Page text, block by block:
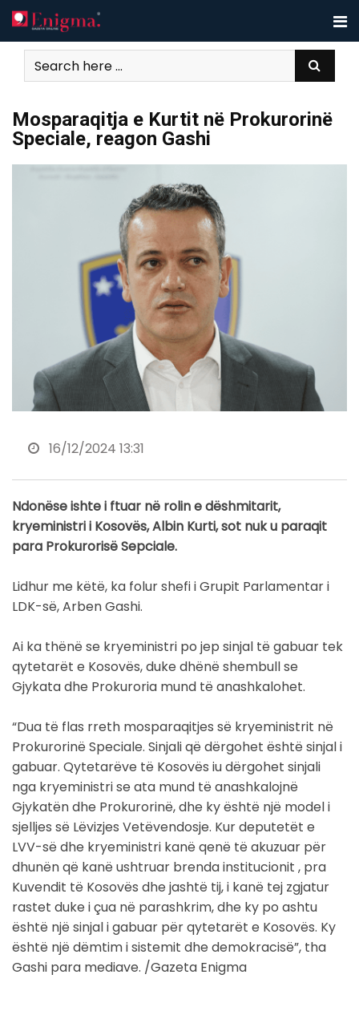
Skip
to
content
Mosparaqitja e Kurtit në Prokurorinë
Speciale, reagon Gashi
16/12/2024 13:31
Ndonëse ishte i ftuar në rolin e dëshmitarit,
kryeministri i Kosovës, Albin Kurti, sot nuk u paraqit
para Prokurorisë Sepciale.
Lidhur me këtë, ka folur shefi i Grupit Parlamentar i
LDK-së, Arben Gashi.
Ai ka thënë se kryeministri po jep sinjal të gabuar tek
qytetarët e Kosovës, duke dhënë shembull se
Gjykata dhe Prokuroria mund të anashkalohet.
“Dua të flas rreth mosparaqitjes së kryeministrit në
Prokurorinë Speciale. Sinjali që dërgohet është sinjal i
gabuar. Qytetarëve të Kosovës iu dërgohet sinjali
nga kryeministri se ata mund të anashkalojnë
Gjykatën dhe Prokurorinë, dhe ky është një model i
sjelljes së Lëvizjes Vetëvendosje. Kur deputetët e
LVV-së dhe kryeministri kanë qenë të akuzuar për
dhunën që kanë ushtruar brenda institucionit , pra
Kuvendit të Kosovës dhe jashtë tij, i kanë tej zgjatur
rastet duke i çua në parashkrim, dhe ky po ashtu
është një sinjal i gabuar për qytetarët e Kosovës. Ky
është një dëmtim i sistemit dhe demokracisë”, tha
Gashi para mediave. /Gazeta Enigma